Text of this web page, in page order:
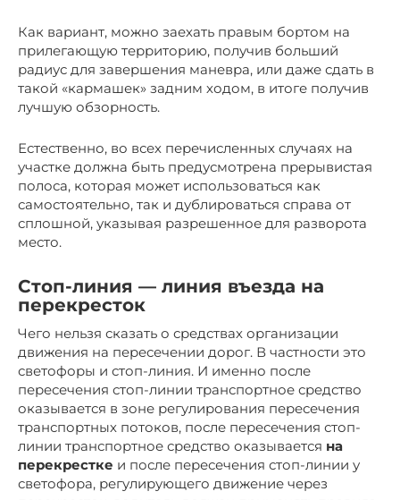
Как вариант, можно заехать правым бортом на
прилегающую территорию, получив больший
радиус для завершения маневра, или даже сдать в
такой «кармашек» задним ходом, в итоге получив
лучшую обзорность.
Естественно, во всех перечисленных случаях на
участке должна быть предусмотрена прерывистая
полоса, которая может использоваться как
самостоятельно, так и дублироваться справа от
сплошной, указывая разрешенное для разворота
место.
Стоп-линия — линия въезда на
перекресток
Чего нельзя сказать о средствах организации
движения на пересечении дорог. В частности это
светофоры и стоп-линия. И именно после
пересечения стоп-линии транспортное средство
оказывается в зоне регулирования пересечения
транспортных потоков, после пересечения стоп-
линии транспортное средство оказывается на
перекрестке и после пересечения стоп-линии у
светофора, регулирующего движение через